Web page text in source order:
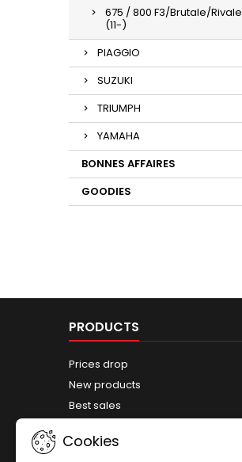
675 / 800 F3/Brutale/Rivale
(11-)
PIAGGIO
SUZUKI
TRIUMPH
YAMAHA
BONNES AFFAIRES
GOODIES
PRODUCTS
Prices drop
New products
Best sales
Cookies